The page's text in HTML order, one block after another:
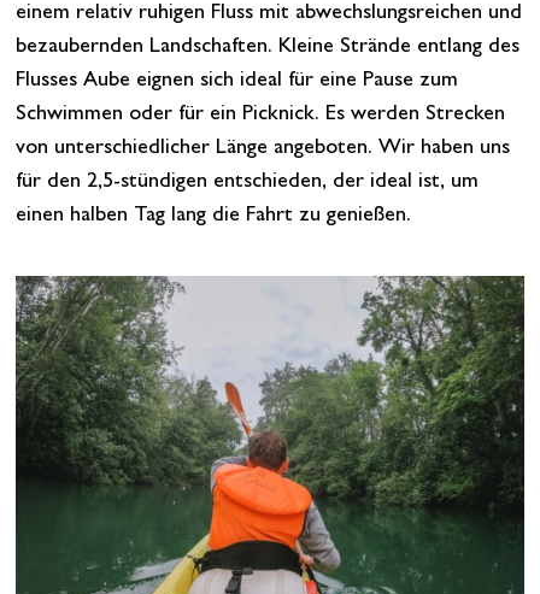
einem relativ ruhigen Fluss mit abwechslungsreichen und
bezaubernden Landschaften. Kleine Strände entlang des
Flusses Aube eignen sich ideal für eine Pause zum
Schwimmen oder für ein Picknick. Es werden Strecken
von unterschiedlicher Länge angeboten. Wir haben uns
für den 2,5-stündigen entschieden, der ideal ist, um
einen halben Tag lang die Fahrt zu genießen.